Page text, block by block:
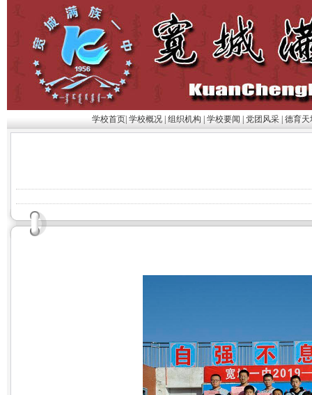
学校首页| 学校概况| 组织机构 学校要闻 党团风采| 德育天